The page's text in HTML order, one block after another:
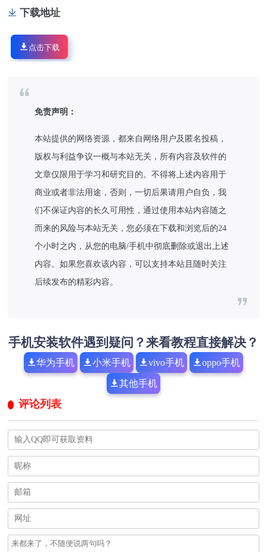
下载地址
点击下载
免责声明：
本站提供的网络资源，都来自网络用户及匿名投稿，
版权与利益争议一概与本站无关，所有内容及软件的
文章仅限用于学习和研究目的。不得将上述内容用于
商业或者非法用途，否则，一切后果请用户自负，我
们不保证内容的长久可用性，通过使用本站内容随之
而来的风险与本站无关，您必须在下载和浏览后的24
个小时之内，从您的电脑/手机中彻底删除或退出上述
内容。如果您喜欢该内容，可以支持本站且随时关注
后续发布的精彩内容。
手机安装软件遇到疑问？来看教程直接解决？
华为手机 小米手机 vivo手机 oppo手机
其他手机
评论列表